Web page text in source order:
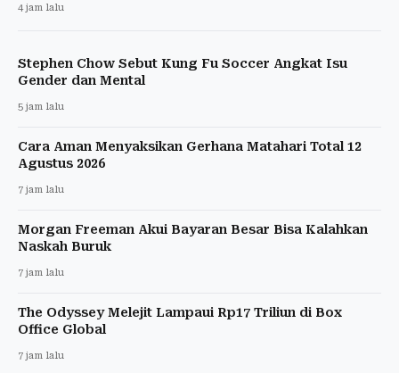
4 jam lalu
Stephen Chow Sebut Kung Fu Soccer Angkat Isu
Gender dan Mental
5 jam lalu
Cara Aman Menyaksikan Gerhana Matahari Total 12
Agustus 2026
7 jam lalu
Morgan Freeman Akui Bayaran Besar Bisa Kalahkan
Naskah Buruk
7 jam lalu
The Odyssey Melejit Lampaui Rp17 Triliun di Box
Office Global
7 jam lalu